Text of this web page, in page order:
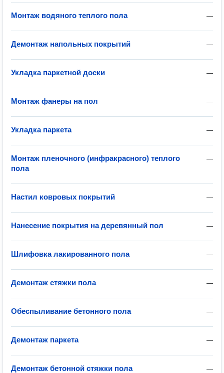
—
Монтаж водяного теплого пола
—
Демонтаж напольных покрытий
—
Укладка паркетной доски
—
Монтаж фанеры на пол
—
Укладка паркета
—
Монтаж пленочного (инфракрасного) теплого
пола
—
Настил ковровых покрытий
—
Нанесение покрытия на деревянный пол
—
Шлифовка лакированного пола
—
Демонтаж стяжки пола
—
Обеспыливание бетонного пола
—
Демонтаж паркета
—
Демонтаж бетонной стяжки пола